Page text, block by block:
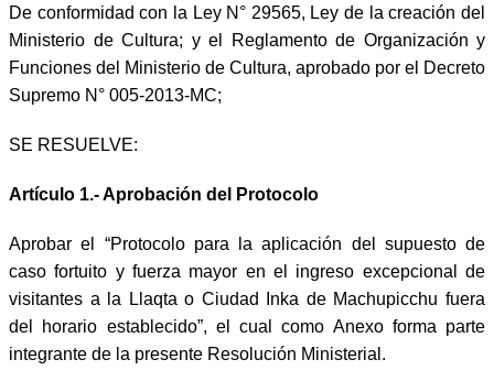
De conformidad con la Ley N° 29565, Ley de la creación del
Ministerio de Cultura; y el Reglamento de Organización y
Funciones del Ministerio de Cultura, aprobado por el Decreto
Supremo N° 005-2013-MC;
SE RESUELVE:
Artículo 1.- Aprobación del Protocolo
Aprobar el “Protocolo para la aplicación del supuesto de
caso fortuito y fuerza mayor en el ingreso excepcional de
visitantes a la Llaqta o Ciudad Inka de Machupicchu fuera
del horario establecido”, el cual como Anexo forma parte
integrante de la presente Resolución Ministerial.